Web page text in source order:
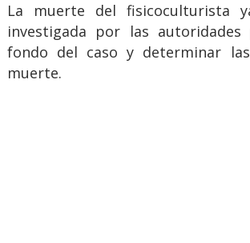
La muerte del fisicoculturista
investigada por las
fondo del caso y determinar
muerte.